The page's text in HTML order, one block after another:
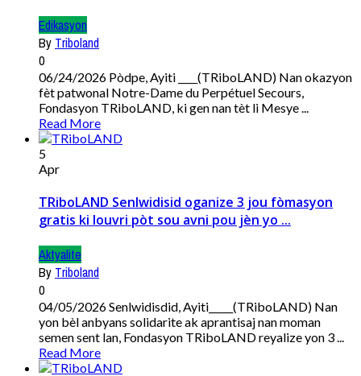
Edikasyon
By Triboland
0
06/24/2026 Pòdpe, Ayiti ____(TRiboLAND) Nan okazyon
fèt patwonal Notre-Dame du Perpétuel Secours,
Fondasyon TRiboLAND, ki gen nan tèt li Mesye ...
Read More
5
Apr
TRiboLAND Senlwidisid oganize 3 jou fòmasyon
gratis ki louvri pòt sou avni pou jèn yo ...
Aktyalite
By Triboland
0
04/05/2026 Senlwidisdid, Ayiti_____(TRiboLAND) Nan
yon bèl anbyans solidarite ak aprantisaj nan moman
semen sent lan, Fondasyon TRiboLAND reyalize yon 3 ...
Read More